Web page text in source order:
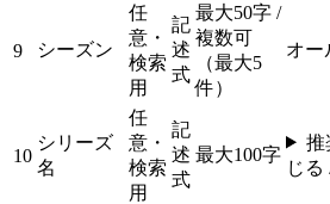
9 シーズン
任
意・
検索
用
記
述
式
最大50字 /
複数可
（最大5
件）
オー
10
シリーズ
名
任
意・
検索
用
記
述
式
最大100字
推
じる